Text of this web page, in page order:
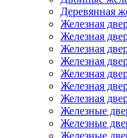
Деревянная
Железная
Железная
Железная
Железная
Железная
Железная
Железная
Железные
Железные